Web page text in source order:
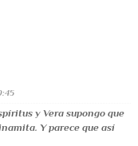
y Vera supongo que
Y parece que así